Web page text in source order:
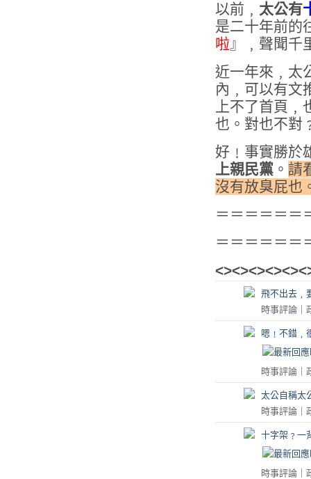
以前﹐ 太公有
是二十年前的
啦』﹐聲聞千
近一年來﹐太
內﹐可以有文
上不了首頁
也。對也不對
好﹗事實勝於
上親民黨 。 請
沒有放臭屁也
＝＝＝＝＝＝
＝＝＝＝＝＝
飛不出去﹐
時事評論
嗯﹗不錯﹐
時事評論
太公自稱太
時事評論
十字架﹖一
時事評論